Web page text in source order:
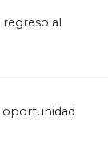
al
oportunidad